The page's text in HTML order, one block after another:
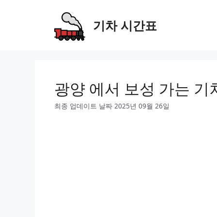
기차 시간표
광양 에서 보성 가는 기
최종 업데이트 날짜 2025년 09월 26일